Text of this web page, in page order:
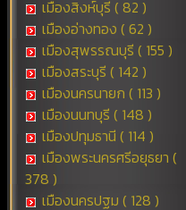
เมืองสิงห์บุรี ( 82 )
เมืองอ่างทอง ( 62 )
เมืองสุพรรณบุรี ( 155 )
เมืองสระบุรี ( 142 )
เมืองนครนายก ( 113 )
เมืองนนทบุรี ( 148 )
เมืองปทุมธานี ( 114 )
เมืองพระนครศรีอยุธยา (
378 )
เมืองนครปฐม ( 128 )